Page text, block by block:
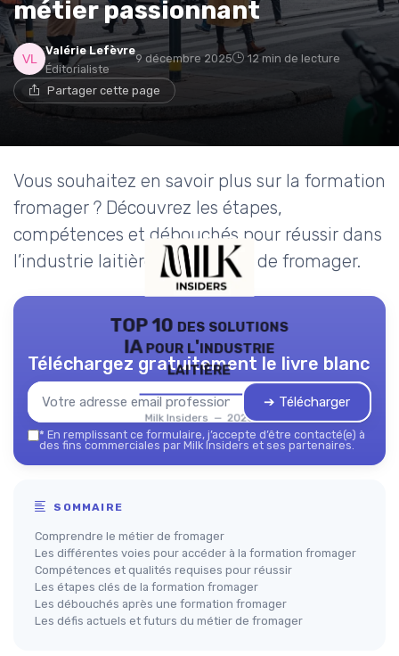
métier passionnant
Valérie Lefèvre
Éditorialiste
9 décembre 2025 12 min de lecture
Partager cette page
Vous souhaitez en savoir plus sur la formation
fromager ? Découvrez les étapes,
compétences et débouchés pour réussir dans
l’industrie laitière et le métier de fromager.
TOP 10 des solutions
IA pour l'industrie
laitière
Milk Insiders — 2026
Téléchargez gratuitement le livre blanc
➔ Télécharger
* En remplissant ce formulaire, j’accepte d’être contacté(e) à
des fins commerciales par Milk Insiders et ses partenaires.
SOMMAIRE
Comprendre le métier de fromager
Les différentes voies pour accéder à la formation fromager
Compétences et qualités requises pour réussir
Les étapes clés de la formation fromager
Les débouchés après une formation fromager
Les défis actuels et futurs du métier de fromager